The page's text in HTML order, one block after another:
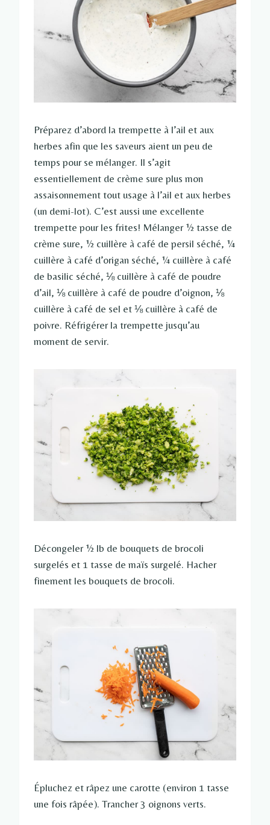
Préparez d’abord la trempette à l’ail et aux
herbes afin que les saveurs aient un peu de
temps pour se mélanger. Il s’agit
essentiellement de crème sure plus mon
assaisonnement tout usage à l’ail et aux herbes
(un demi-lot). C’est aussi une excellente
trempette pour les frites! Mélanger ½ tasse de
crème sure, ½ cuillère à café de persil séché, ¼
cuillère à café d’origan séché, ¼ cuillère à café
de basilic séché, ⅛ cuillère à café de poudre
d’ail, ⅛ cuillère à café de poudre d’oignon, ⅛
cuillère à café de sel et ⅛ cuillère à café de
poivre. Réfrigérer la trempette jusqu’au
moment de servir.
Décongeler ½ lb de bouquets de brocoli
surgelés et 1 tasse de maïs surgelé. Hacher
finement les bouquets de brocoli.
Épluchez et râpez une carotte (environ 1 tasse
une fois râpée). Trancher 3 oignons verts.